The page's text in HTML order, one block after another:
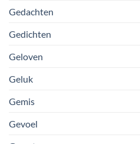
Gedachten
Gedichten
Geloven
Geluk
Gemis
Gevoel